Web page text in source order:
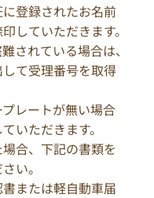
登録されたお名前
していただきます。
されている場合は、
て受理番号を取得
レートが無い場合
いただきます。
合、下記の書類を
い。
または軽自動車届